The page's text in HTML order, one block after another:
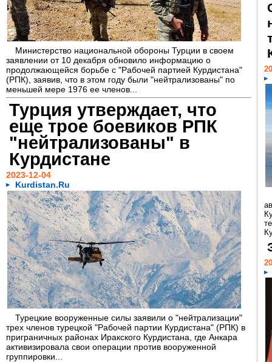
Министерство национальной обороны Турции в своем
заявлении от 10 декабря обновило информацию о
продолжающейся борьбе с "Рабочей партией Курдистана"
(РПК), заявив, что в этом году были "нейтрализованы" по
меньшей мере 1976 ее членов...
Турция утверждает, что
еще трое боевиков РПК
"нейтрализованы" в
Курдистане
2023-12-04
Kurdistan.Ru
Турецкие вооруженные силы заявили о "нейтрализации"
трех членов турецкой "Рабочей партии Курдистана" (РПК) в
приграничных районах Иракского Курдистана, где Анкара
активизировала свои операции против вооруженной
группировки...